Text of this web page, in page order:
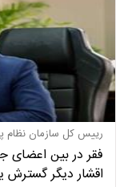
رییس کل سازمان نظام
اقشار دیگر گسترش